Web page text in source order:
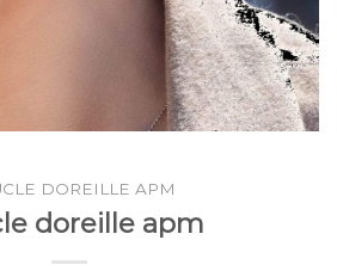
DOREILLE APM
doreille apm